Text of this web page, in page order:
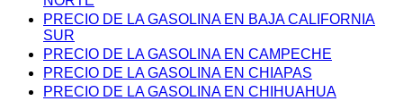
PRECIO DE LA GASOLINA EN BAJA CALIFORNIA
SUR
PRECIO DE LA GASOLINA EN CAMPECHE
PRECIO DE LA GASOLINA EN CHIAPAS
PRECIO DE LA GASOLINA EN CHIHUAHUA